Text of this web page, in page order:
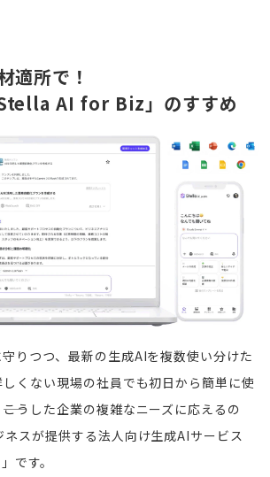
適所で！
AI for Biz」のすすめ
守りつつ、最新の生成AIを複数使い分けた
くない現場の社員でも初日から簡単に使
こうした企業の複雑なニーズに応えるの
スが提供する法人向け生成AIサービス
です。